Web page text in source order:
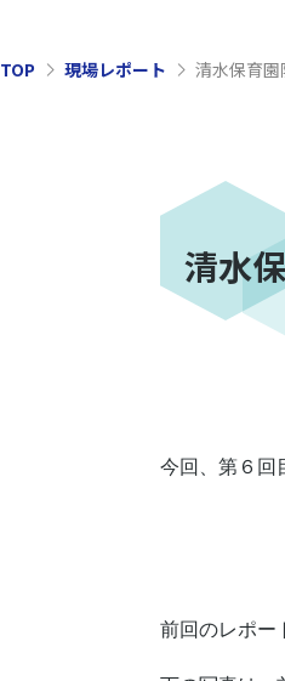
TOP 現場レポート 清水保育園
清水
今回、第６回
前回のレポー